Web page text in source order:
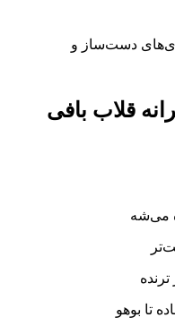
دست‌ساز و
قلاب بافی
می‌شه
تا بوهو